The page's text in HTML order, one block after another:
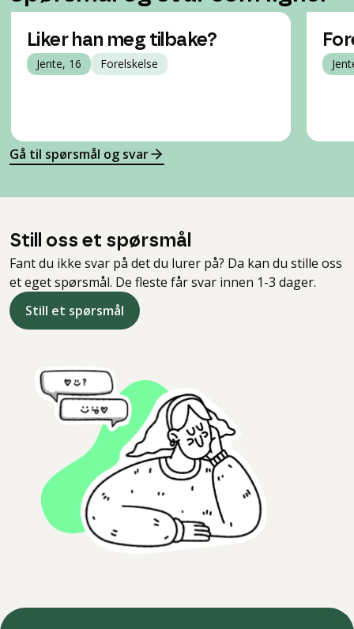
Liker han meg tilbake?
Jente, 16 Forelskelse
Gå til spørsmål og svar
Still oss et spørsmål
Fant du ikke svar på det du lurer på? Da kan du stille oss
et eget spørsmål. De fleste får svar innen 1-3 dager.
Still et spørsmål